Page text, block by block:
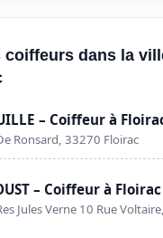
coiffeurs dans la
– Coiffeur à
Ronsard, 33270 Floirac
– Coiffeur à Floirac
Jules Verne 10 Rue Voltaire,